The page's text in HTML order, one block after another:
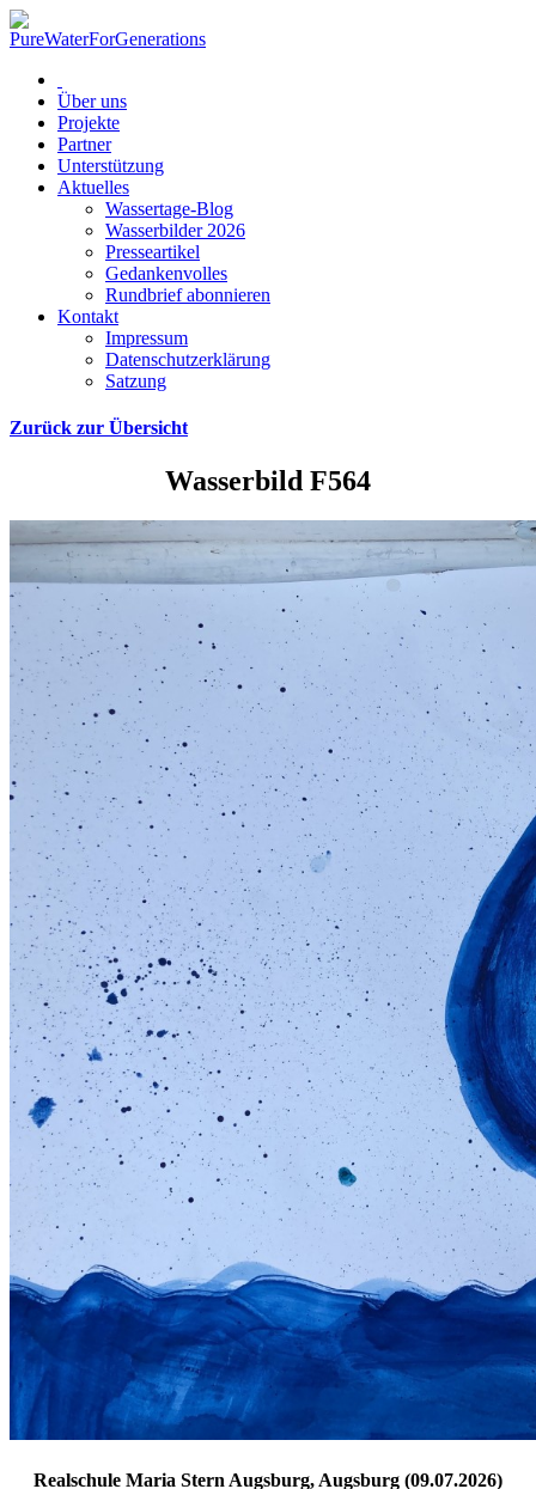
Über uns
Projekte
Partner
Unterstützung
Aktuelles
Wassertage-Blog
Wasserbilder 2026
Presseartikel
Gedankenvolles
Rundbrief abonnieren
Kontakt
Impressum
Datenschutzerklärung
Satzung
Zurück zur Übersicht
Wasserbild F564
Realschule Maria Stern Augsburg, Augsburg (09.07.2026)